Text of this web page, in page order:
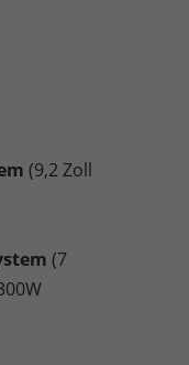
(9,2 Zoll
(7